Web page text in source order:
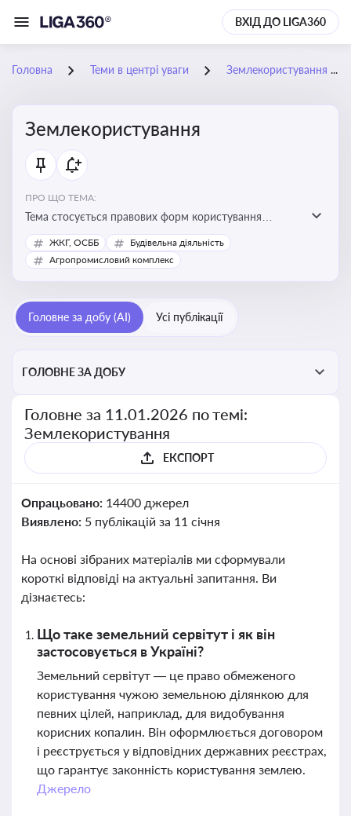
ВХІД ДО LIGA360
Головна Теми в центрі уваги Землекористування
Землекористування
ПРО ЩО ТЕМА:
Тема стосується правових форм користування
землею, зокрема умов доступу, володіння та
користування земельними ділянками різних форм
ЖКГ, ОСББ
Будівельна діяльність
Агропромисловий комплекс
Головне за добу (AI) Усі публікації
ГОЛОВНЕ ЗА ДОБУ
Головне за 11.01.2026 по темі:
Землекористування
ЕКСПОРТ
Опрацьовано: 14400 джерел
Виявлено: 5 публікацій за 11 січня
На основі зібраних матеріалів ми сформували
короткі відповіді на актуальні запитання. Ви
дізнаєтесь:
Що таке земельний сервітут і як він
застосовується в Україні?
Земельний сервітут — це право обмеженого
користування чужою земельною ділянкою для
певних цілей, наприклад, для видобування
корисних копалин. Він оформлюється договором
і реєструється у відповідних державних реєстрах,
що гарантує законність користування землею.
Джерело